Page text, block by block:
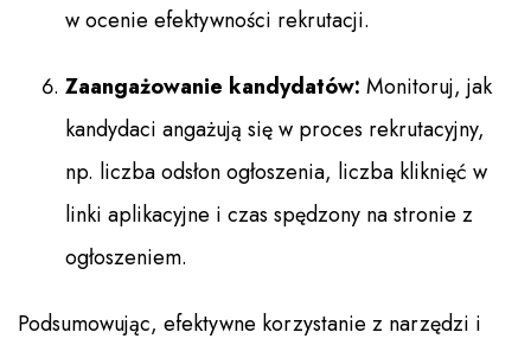
w ocenie efektywności rekrutacji.
Zaangażowanie kandydatów: Monitoruj, jak
kandydaci angażują się w proces rekrutacyjny,
np. liczba odsłon ogłoszenia, liczba kliknięć w
linki aplikacyjne i czas spędzony na stronie z
ogłoszeniem.
Podsumowując, efektywne korzystanie z narzędzi i